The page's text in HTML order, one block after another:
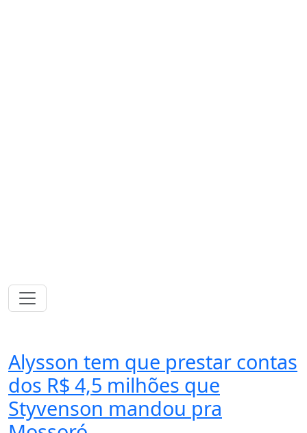
Alysson tem que prestar contas
dos R$ 4,5 milhões que
Styvenson mandou pra